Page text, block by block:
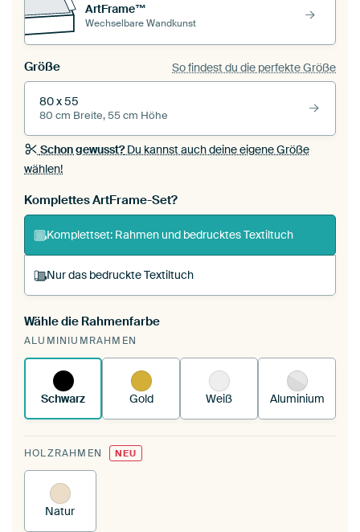
ArtFrame™
Wechselbare Wandkunst
Größe So findest du die perfekte Größe
80 x 55
80 cm Breite, 55 cm Höhe
Schon gewusst?Du kannst auch deine eigene Größe
wählen!
Komplettes ArtFrame-Set?
Komplettset: Rahmen und bedrucktes Textiltuch
Nur das bedruckte Textiltuch
Du spannst einen wechselbaren Textiltuch in
deinen vorhandenen ArtFrame™.
funktioniert es.
Wähle die Rahmenfarbe
ALUMINIUMRAHMEN
Schwarz Gold Weiß Aluminium
HOLZRAHMEN NEU
Natur